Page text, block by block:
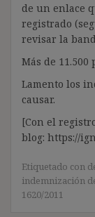
de un enlace
registrado
revisar la
Más de
Lamento los
causar.
[Con el
blog: https://
Etiquetado con
indemnización
1620/2011